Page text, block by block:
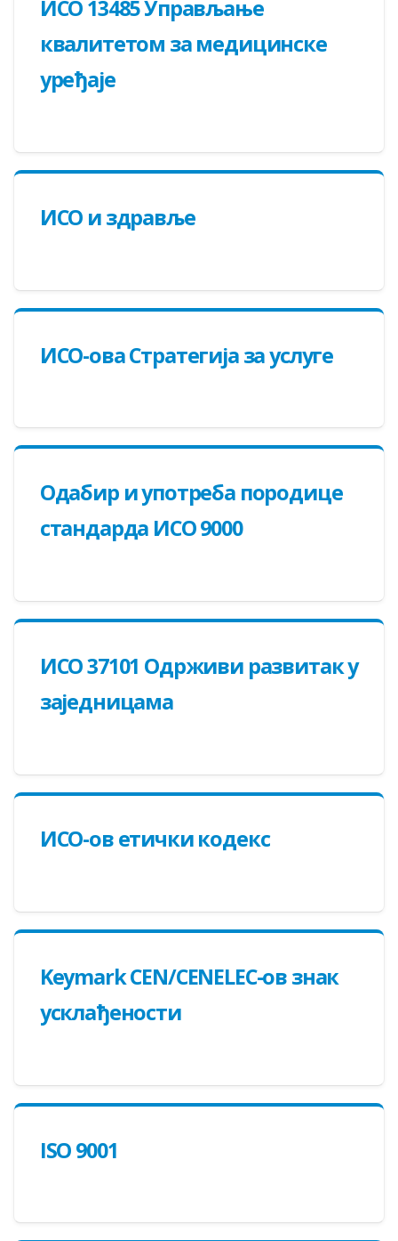
ИСО 13485 Управљање
квалитетом за медицинске
уређаје
ИСО и здравље
ИСО-ова Стратегија за услуге
Одабир и употреба породице
стандарда ИСО 9000
ИСО 37101 Одрживи развитак у
заједницама
ИСО-ов етички кодекс
Keymark CEN/CENELEC-oв знак
усклађености
ISO 9001